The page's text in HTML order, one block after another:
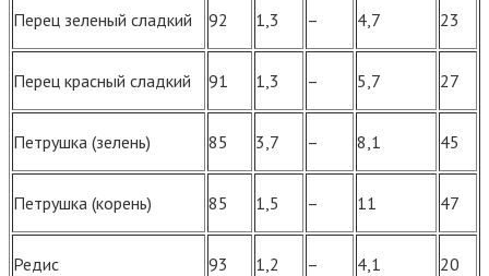
Перец зеленый сладкий 92 1,3 – 4,7 23
Перец красный сладкий 91 1,3 – 5,7 27
Петрушка (зелень) 85 3,7 – 8,1 45
Петрушка (корень) 85 1,5 – 11 47
Редис 93 1,2 – 4,1 20